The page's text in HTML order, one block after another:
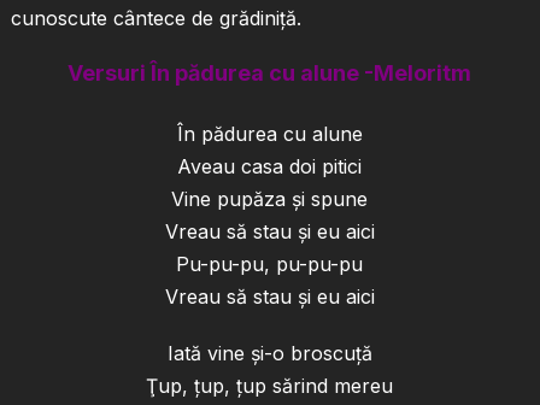
cunoscute cântece de grădiniță.
Versuri În pădurea cu alune -Meloritm
În pădurea cu alune
Aveau casa doi pitici
Vine pupăza şi spune
Vreau să stau şi eu aici
Pu-pu-pu, pu-pu-pu
Vreau să stau şi eu aici
Iată vine şi-o broscuţă
Ţup, ţup, ţup sărind mereu